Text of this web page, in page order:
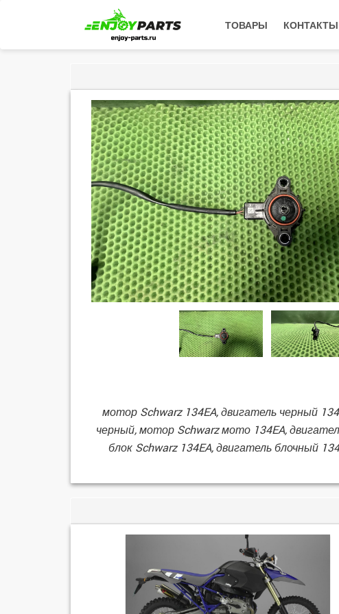
ТОВАРЫ КОНТАКТЫ
мотор Schwarz 134EA, двигатель черный
черный, мотор Schwarz мото 134EA,
блок Schwarz 134EA, двигатель блочный